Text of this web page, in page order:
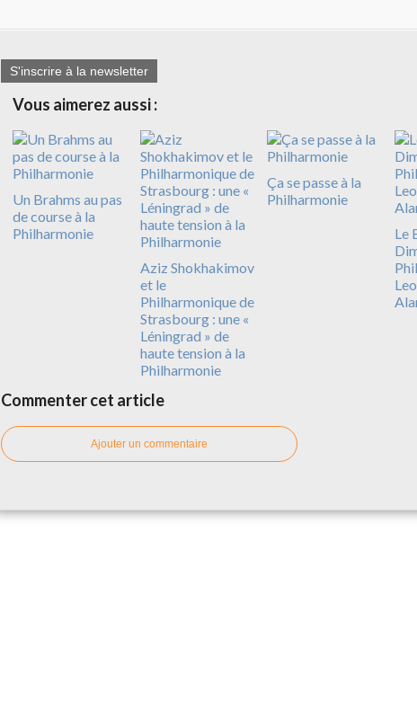
S'inscrire à la newsletter
Vous aimerez aussi :
Un Brahms au pas
de course à la
Philharmonie
Aziz Shokhakimov
et le
Philharmonique de
Strasbourg : une «
Léningrad » de
haute tension à la
Philharmonie
Ça se passe à la
Philharmonie
Le
Commenter cet article
Ajouter un commentaire